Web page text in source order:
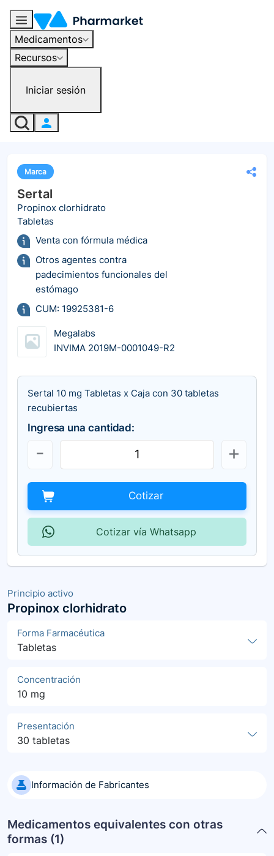
Medicamentos
Recursos
Iniciar sesión
Principio activo
Propinox clorhidrato
Forma Farmacéutica
Tabletas
Concentración
10 mg
Presentación
30 tabletas
Información de Fabricantes
Medicamentos equivalentes con otras
formas (1)
Marca
Sertal
Propinox clorhidrato
Tabletas
Venta con fórmula médica
Otros agentes contra
padecimientos funcionales del
estómago
CUM: 19925381-6
Megalabs
INVIMA 2019M-0001049-R2
Sertal 10 mg Tabletas x Caja con 30 tabletas
recubiertas
Ingresa una cantidad:
Cotizar
Cotizar vía Whatsapp